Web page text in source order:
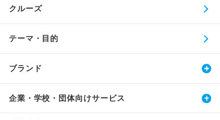
クルーズ
テーマ・目的
ブランド
企業・学校・団体向けサービス